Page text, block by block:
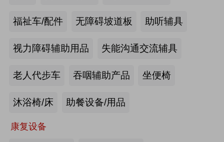
福祉车/配件 无障碍坡道板 助听辅具
视力障碍辅助用品 失能沟通交流辅具
老人代步车 吞咽辅助产品 坐便椅
沐浴椅/床 助餐设备/用品
康复设备
来源:养老福祉圈 2026-07-13
焕新银发日常 虹桥镇持续推进老年
友好社区建设工作
未来医养 · 智建绿康——中国医养融